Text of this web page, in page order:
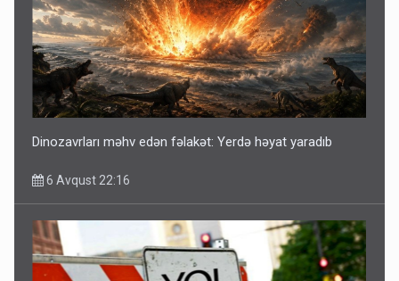
Dinozavrları məhv edən fəlakət: Yerdə həyat yaradıb
6 Avqust 22:16